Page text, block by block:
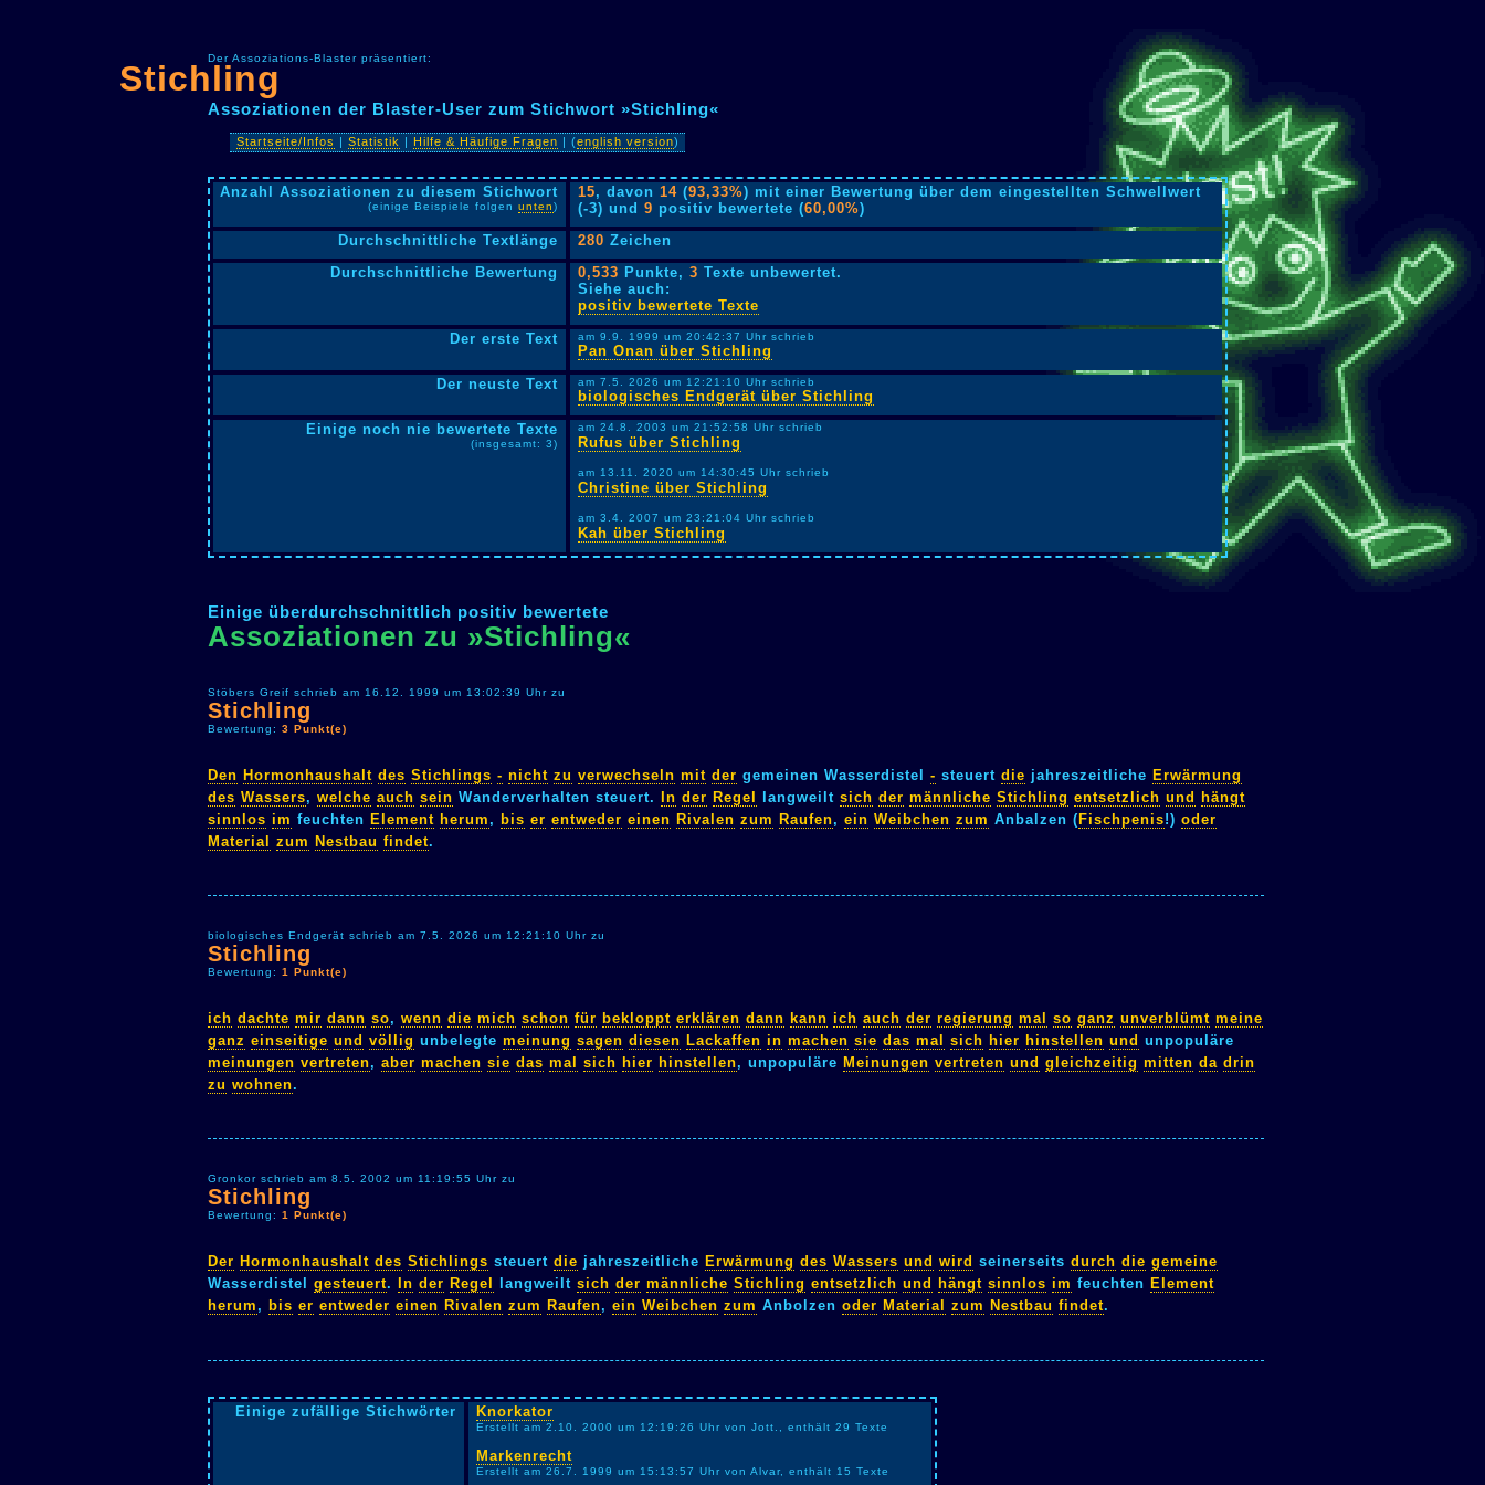
Der Assoziations-Blaster präsentiert:
Stichling
Assoziationen der Blaster-User zum Stichwort »Stichling«
Startseite/Infos Statistik Hilfe & Häufige Fragen | (english version)
Anzahl Assoziationen zu diesem Stichwort
(einige Beispiele folgen unten)
15, davon14 (93,33%) mit einer Bewertung über dem eingestellten Schwellwert
(-3) und9 positiv bewertete (60,00%)
Durchschnittliche Textlänge
280 Zeichen
Durchschnittliche Bewertung
0,533 Punkte,3 Texte unbewertet.
Siehe auch:
positiv bewertete Texte
Der erste Text
am 9.9. 1999 um 20:42:37 Uhr schrieb
Pan Onan über Stichling
Der neuste Text
am 7.5. 2026 um 12:21:10 Uhr schrieb
biologisches Endgerät über Stichling
Einige noch nie bewertete Texte
(insgesamt: 3)
am 24.8. 2003 um 21:52:58 Uhr schrieb
Rufus über Stichling
am 13.11. 2020 um 14:30:45 Uhr schrieb
Christine über Stichling
am 3.4. 2007 um 23:21:04 Uhr schrieb
Kah über Stichling
Einige überdurchschnittlich positiv bewertete
Assoziationen zu »Stichling«
Stöbers Greif schrieb am 16.12. 1999 um 13:02:39 Uhr zu
Stichling
Bewertung: 3 Punkt(e)
Den Hormonhaushalt des Stichlings - nicht zu verwechseln mit der gemeinen Wasserdistel - steuert die jahreszeitliche Erwärmung
des Wassers, welche auch sein Wanderverhalten steuert. In der Regel langweilt sich der männliche Stichling entsetzlich und
hängt
sinnlos im feuchten Element herum , bis er entweder einen Rivalen zum Raufen, ein Weibchen zum Anbalzen ( Fischpenis!) oder
Material
zum Nestbau findet.
biologisches Endgerät schrieb am 7.5. 2026 um 12:21:10 Uhr zu
Stichling
Bewertung: 1 Punkt(e)
ich dachte mir dann so, wenn die mich schon für bekloppt erklären dann kann ich auch der regierung mal so ganz unverblümt meine
ganz einseitige und völlig unbelegte meinung sagen diesen Lackaffen in machen sie das mal sich hier hinstellen und unpopuläre
meinungen vertreten, aber machen sie das mal sich hier hinstellen, unpopuläre Meinungen vertreten und gleichzeitig mitten da drin
zu wohnen.
Gronkor schrieb am 8.5. 2002 um 11:19:55 Uhr zu
Stichling
Bewertung: 1 Punkt(e)
Der Hormonhaushalt des Stichlings steuert die jahreszeitliche Erwärmung des Wassers und wird seinerseits durch die gemeine
Wasserdistel gesteuert. In der Regel langweilt sich der männliche Stichling entsetzlich und hängt sinnlos im feuchten Element
herum , bis er entweder einen Rivalen zum Raufen, ein Weibchen zum Anbolzen oder Material zum Nestbau findet.
Einige zufällige Stichwörter Knorkator
Erstellt am 2.10. 2000 um 12:19:26 Uhr von Jott., enthält 29 Texte
Markenrecht
Erstellt am 26.7. 1999 um 15:13:57 Uhr von Alvar, enthält 15 Texte